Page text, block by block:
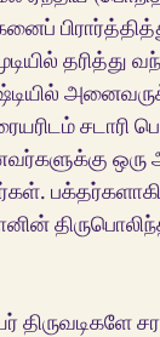
சடாரி
ஜீயர் திருவடிகளே